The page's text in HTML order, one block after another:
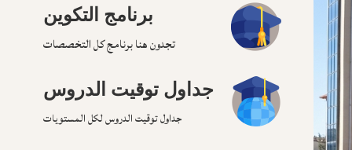
برنامج التكوين
تجدون هنا برنامج كل التخصصات
جداول توقيت الدروس
جداول توقيت الدروس لكل المستويات